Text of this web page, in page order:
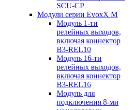
SCU-CP
Модули серии EvoxX M
Модуль 1-ти
релейных выходов,
включая коннектор
B3-REL10
Модуль 16-ти
релейных выходов,
включая коннектор
B3-REL16
Модуль для
подключения 8-ми